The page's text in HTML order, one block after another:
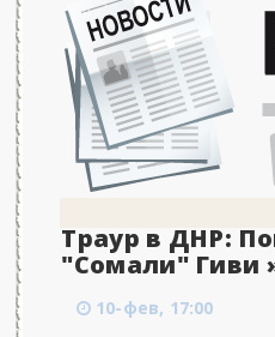
Траур в ДНР:
"Сомали" Гиви
10-фев, 17:00